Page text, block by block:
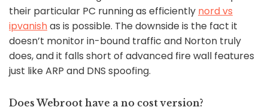
their particular PC running as efficiently nord vs
ipvanishas is possible. The downside is the fact it
doesn’t monitor in-bound traffic and Norton truly
does, and it falls short of advanced fire wall features
just like ARP and DNS spoofing.
Does Webroot have a no cost version?